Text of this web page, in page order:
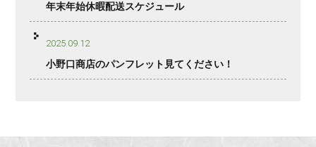
年末年始休暇配送スケジュール
2025.09.12
小野口商店のパンフレット見てください！